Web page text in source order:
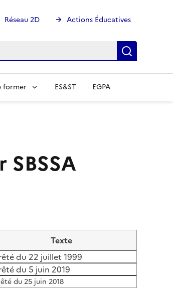
Réseau 2D Actions Éducatives
former ES&ST EGPA
SBSSA
Texte
du 22 juillet 1999
du 5 juin 2019
du 25 juin 2018